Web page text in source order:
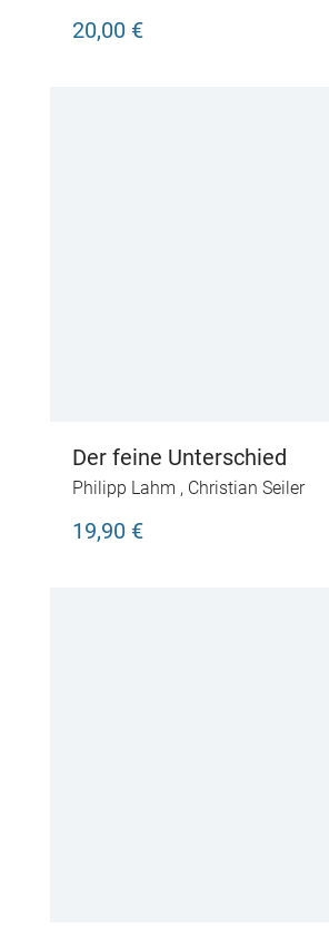
20,00 €
Der feine Unterschied
Philipp Lahm , Christian Seiler
19,90 €